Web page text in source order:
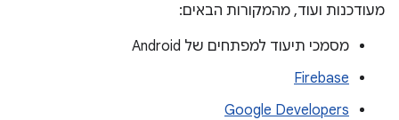
מעודכנות ועוד, מהמקורות הבאים:
מסמכי תיעוד למפתחים של Android
Firebase
Google Developers